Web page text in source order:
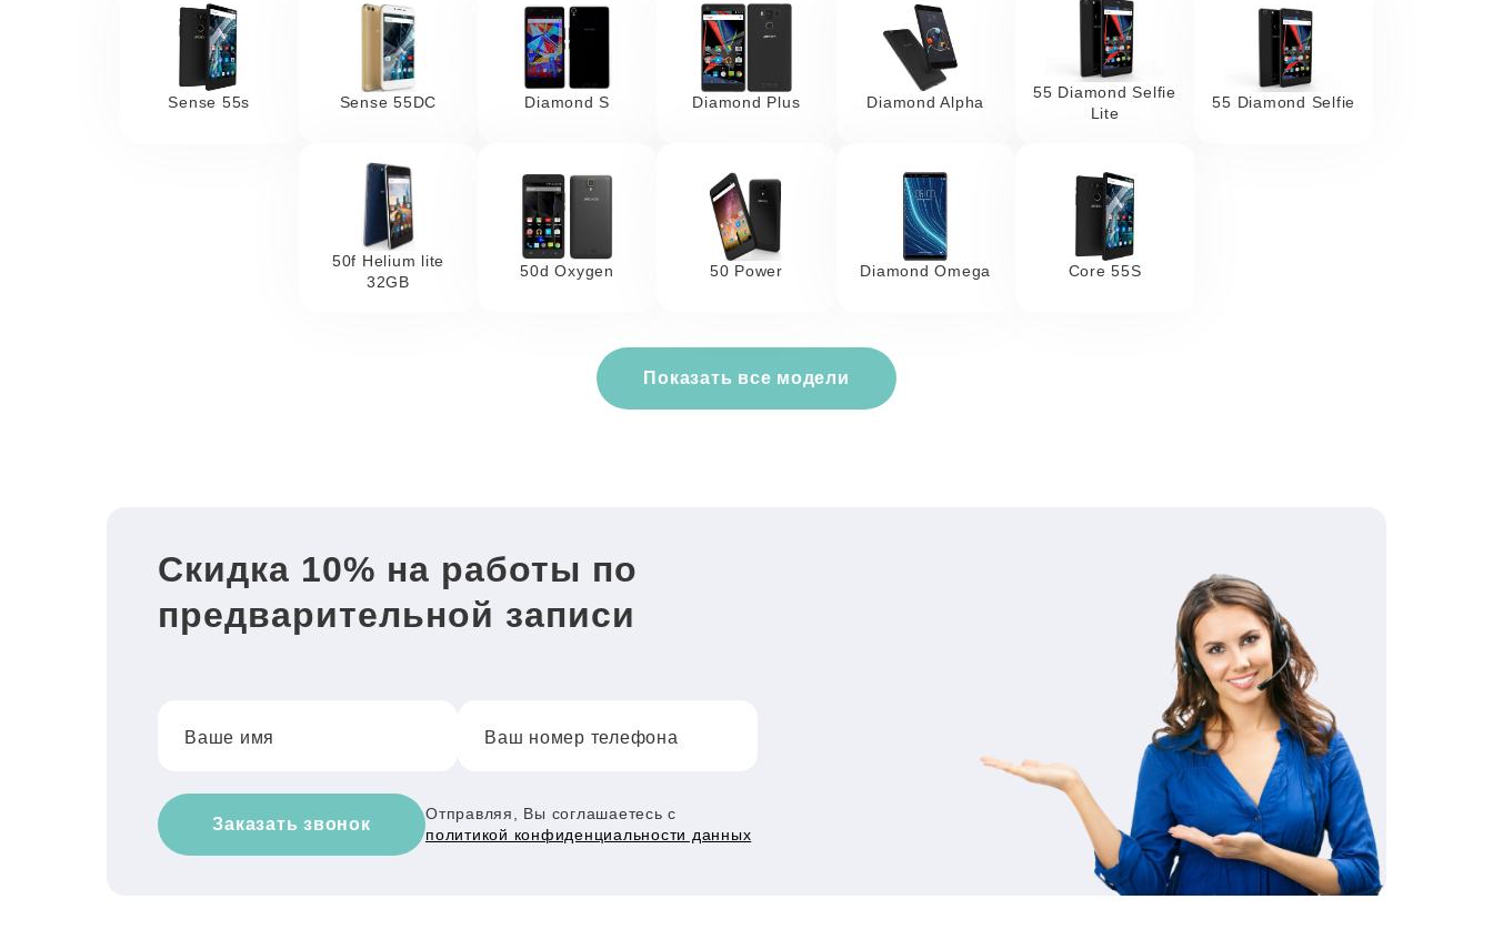
Sense 55s Sense 55DC Diamond S Diamond Plus Diamond Alpha
55 Diamond Selfie
Lite
55 Diamond Selfie
50f Helium lite
32GB
50d Oxygen 50 Power Diamond Omega Core 55S
Показать все модели
Скидка 10% на работы по
предварительной записи
Ваше имя Ваш номер телефона
Заказать звонок
Отправляя, Вы соглашаетесь с
политикой конфиденциальности данных